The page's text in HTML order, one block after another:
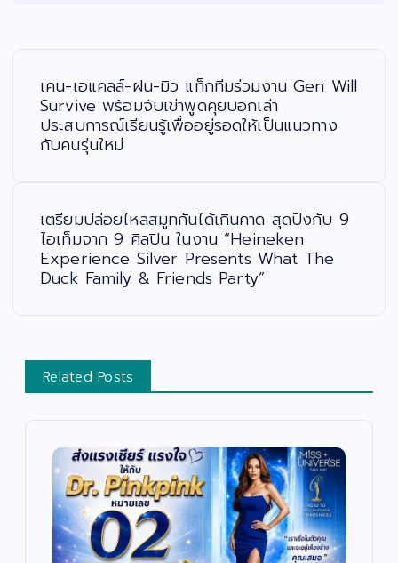
เคน-เอแคลล์-ฝน-มิว แท็กทีมร่วมงาน Gen Will
Survive พร้อมจับเข่าพูดคุยบอกเล่า
ประสบการณ์เรียนรู้เพื่ออยู่รอดให้เป็นแนวทาง
กับคนรุ่นใหม่
เตรียมปล่อยไหลสมูทกันได้เกินคาด สุดปังกับ 9
ไอเท็มจาก 9 ศิลปิน ในงาน “Heineken
Experience Silver Presents What The
Duck Family & Friends Party”
Related Posts